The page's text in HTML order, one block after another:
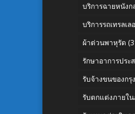
บริการฉายหนังก
บริการรถเทรลเล
ผ้าต่วนพาหุรัด
รักษาอาการประ
รับจ้างขนของกรุ
รับตกแต่งภายใ